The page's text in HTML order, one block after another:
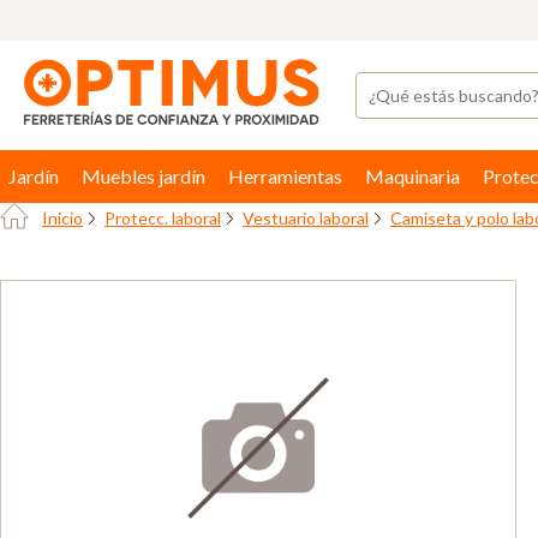
Jardín Muebles jardín Herramientas Maquinaria
Inicio Protecc. laboral Vestuario laboral Camiseta y polo